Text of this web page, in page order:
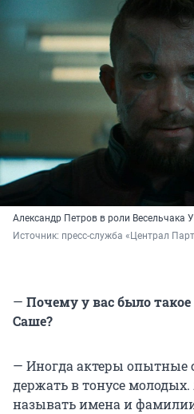
Александр Петров в роли Весельчака У
Источник: пресс-служба «Централ
— Почему у вас было
Саше?
— Иногда актеры опытные
держать в тонусе молодых.
называть имена и